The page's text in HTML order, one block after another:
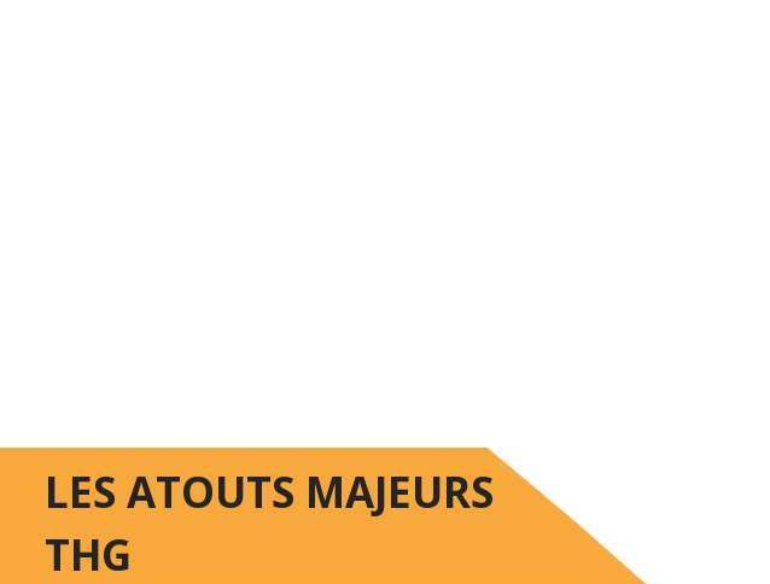
LES ATOUTS MAJEURS
THG